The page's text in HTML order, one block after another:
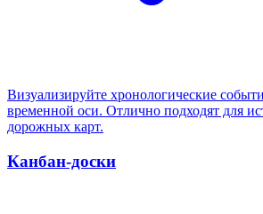
Визуализируйте хронологические
временной оси. Отлично подходят для
дорожных карт.
Канбан-доски